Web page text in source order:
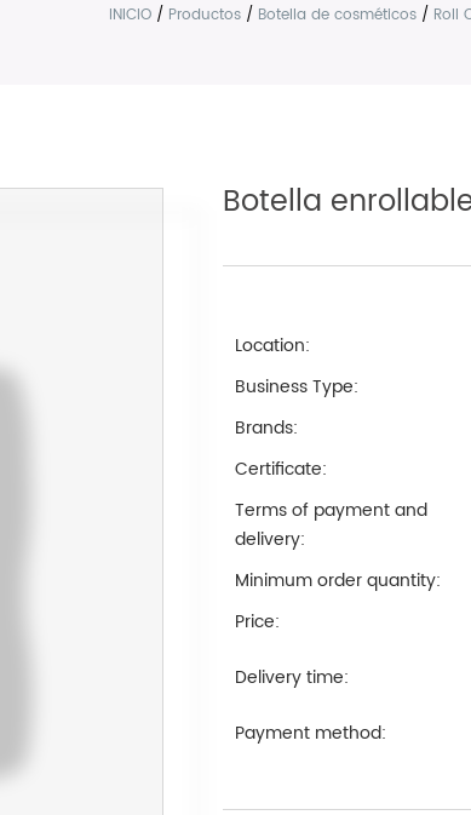
INICIO / Productos / Botella de cosméticos / Roll
Botella
Location:
Business Type:
Brands:
Certificate:
Terms of payment and
delivery:
Minimum order quantity:
Price:
Delivery time:
Payment method: